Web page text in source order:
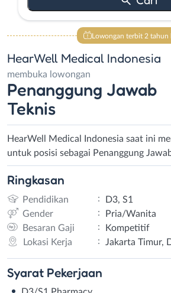
Lowongan terbit 2 tahun
HearWell Medical Indonesia
membuka lowongan
Penanggung Jawab
Teknis
HearWell Medical Indonesia saat ini
untuk posisi sebagai Penanggung
Ringkasan
Pendidikan :
D3, S1
Gender
:
Pria/Wanita
Besaran Gaji
:
Kompetitif
Lokasi Kerja
: Jakarta Timur,
Syarat Pekerjaan